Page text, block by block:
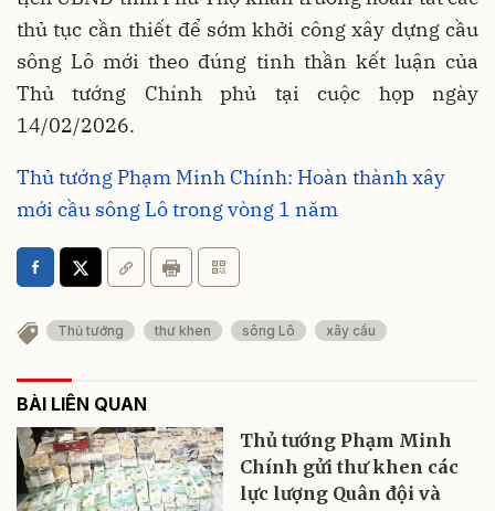
thủ tục cần thiết để sớm khởi công xây dựng cầu
sông Lô mới theo đúng tinh thần kết luận của
Thủ tướng Chính phủ tại cuộc họp ngày
14/02/2026.
Thủ tướng Phạm Minh Chính: Hoàn thành xây
mới cầu sông Lô trong vòng 1 năm
Thủ tướng thư khen sông Lô xây cầu
BÀI LIÊN QUAN
Thủ tướng Phạm Minh
Chính gửi thư khen các
lực lượng Quân đội và